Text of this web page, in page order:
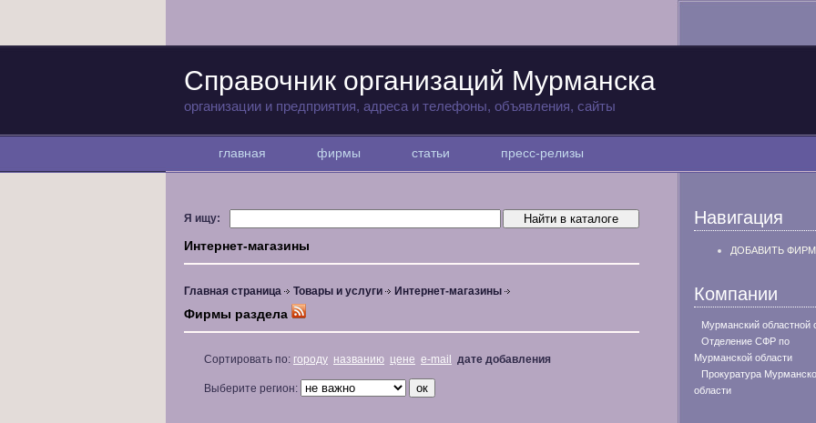
Справочник организаций Мурманска
организации и предприятия, адреса и телефоны, объявления, сайты
главная фирмы статьи пресс-релизы
Я ищу:
Интернет-магазины
Главная страница Товары и услуги Интернет-магазины
Фирмы раздела
Сортировать по: городу названию цене e-mail дате добавления
Выберите регион:
Навигация
ДОБАВИТЬ
Компании
Мурманский областной
Отделение СФР по
Мурманской области
Прокуратура
области